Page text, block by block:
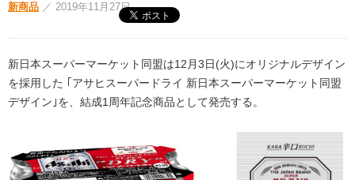
新商品 ／ 2019年11月27日
新日本スーパーマーケット同盟は12月3日(火)にオリジナルデザイン
を採用した ｢アサヒスーパードライ 新日本スーパーマーケット同盟
デザイン｣を、結成1周年記念商品として発売する。